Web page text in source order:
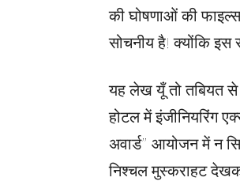
की घोषणाओं की
सोचनीय है! क्योंकि
यह लेख यूँ तो तबियत से
होटल में इंजीनियरिंग
अवार्ड” आयोजन में न
निश्चल मुस्कराहट